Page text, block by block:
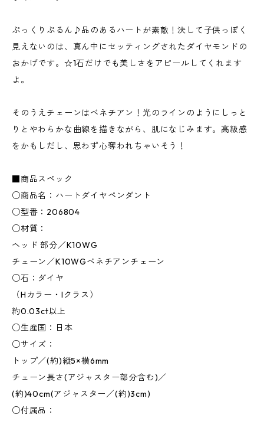
ぷっくりぷるん♪品のあるハートが素敵！決して子供っぽく
見えないのは、真ん中にセッティングされたダイヤモンドの
おかげです。☆1石だけでも美しさをアピールしてくれます
よ。
そのうえチェーンはベネチアン！光のラインのようにしっと
りとやわらかな曲線を描きながら、肌になじみます。高級感
をかもしだし、思わず心奪われちゃいそう！
■商品スペック
○商品名：ハートダイヤペンダント
○型番：206804
○材質：
ヘッド 部分／K10WG
チェーン／K10WGベネチアンチェーン
○石：ダイヤ
（Hカラー・Iクラス）
約0.03ct以上
○生産国：日本
○サイズ：
トップ／(約)縦5×横6mm
チェーン長さ(アジャスター部分含む)／
(約)40cm(アジャスター／(約)3cm)
○付属品：